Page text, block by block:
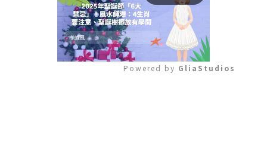
Powered by GliaStudios